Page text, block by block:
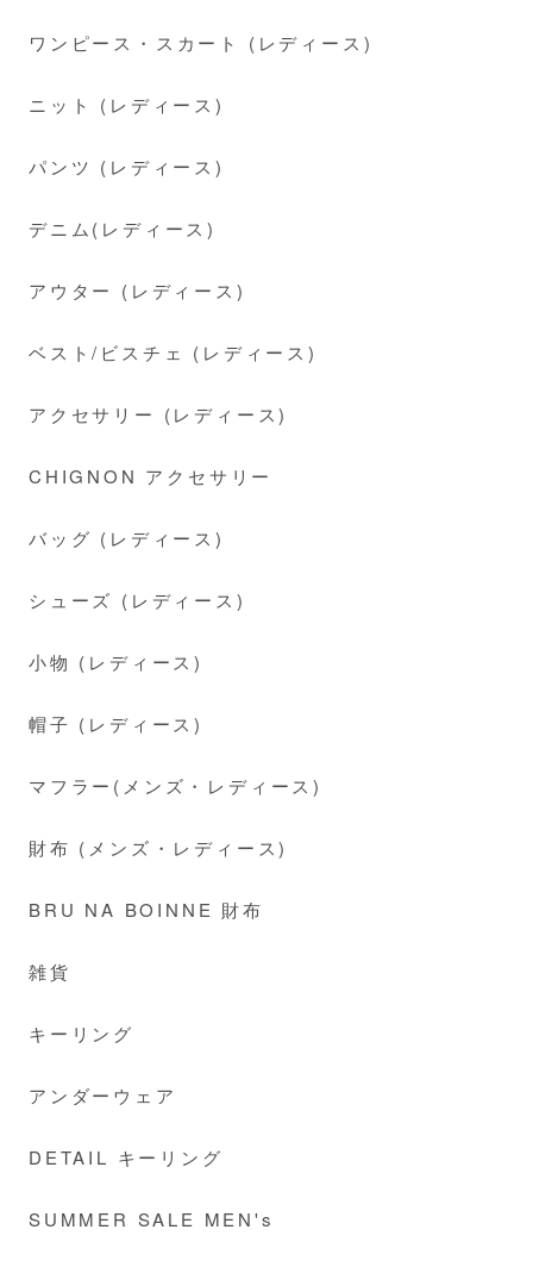
ワンピース・スカート (レディース)
ニット (レディース)
パンツ (レディース)
デニム(レディース)
アウター (レディース)
ベスト/ビスチェ (レディース)
アクセサリー (レディース)
CHIGNON アクセサリー
バッグ (レディース)
シューズ (レディース)
小物 (レディース)
帽子 (レディース)
マフラー(メンズ・レディース)
財布 (メンズ・レディース)
BRU NA BOINNE 財布
雑貨
キーリング
アンダーウェア
DETAIL キーリング
SUMMER SALE MEN's